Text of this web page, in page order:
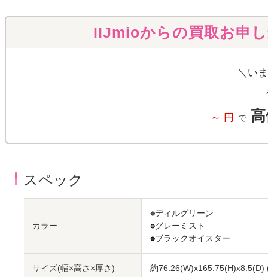
IIJmioからの買取お申
＼い
～ 円 で
スペック
カラー
●ディルグリーン
●グレーミスト
●ブラックオイスター
サイズ(幅×高さ×厚さ) 約76.26(W)x165.75(H)x8.5(D)